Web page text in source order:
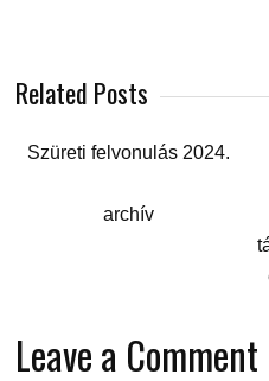
Related Posts
Szüreti felvonulás 2024.
archív
Leave a Comment